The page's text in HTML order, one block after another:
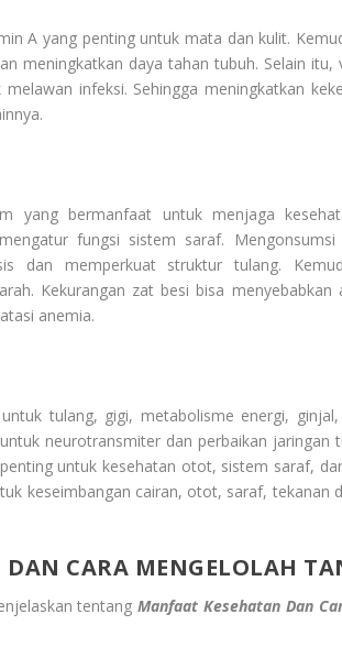
A yang penting untuk mata dan kulit.
meningkatkan daya tahan tubuh. Selain
infeksi. Sehingga meningkatkan
yang bermanfaat untuk menjaga
fungsi sistem saraf.
dan memperkuat struktur tulang.
Kekurangan zat besi bisa
anemia.
tulang, gigi, metabolisme energi,
neurotransmiter dan perbaikan jaringan
untuk kesehatan otot, sistem saraf,
keseimbangan cairan, otot, saraf, tekanan
DAN CARA MENGELOLAH
tentangManfaat Kesehatan Dan